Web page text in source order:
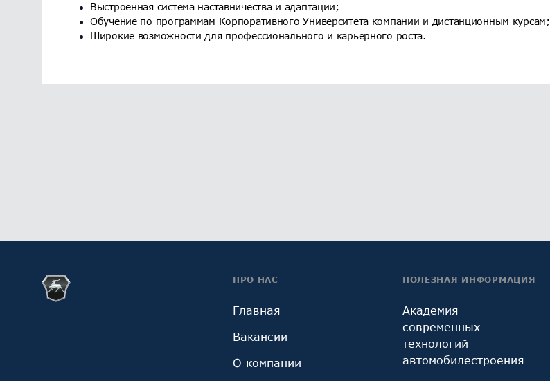
Выстроенная система наставничества и адаптации;​​​​​​​
Обучение по программам Корпоративного Университета компании и дистанционным курсам;​​​​​​​
Широкие возможности для профессионального и карьерного роста.
ПРО НАС
Главная
Вакансии
О компании
ПОЛЕЗНАЯ ИНФОРМАЦИЯ
Академия
современных
технологий
автомобилестроения